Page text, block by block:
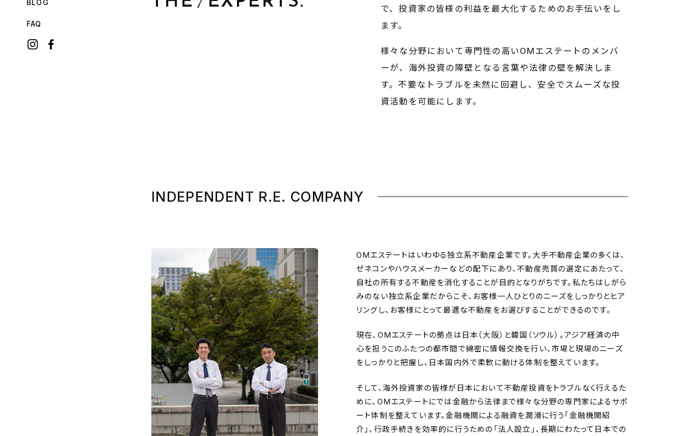
BLOG
FAQ
で、投資家の皆様の利益を最大化するためのお手伝いをし
ます。
様々な分野において専門性の高いOMエステートのメンバ
ーが、海外投資の障壁となる言葉や法律の壁を解決しま
す。不要なトラブルを未然に回避し、安全でスムーズな投
資活動を可能にします。
INDEPENDENT R.E. COMPANY
OMエステートはいわゆる独立系不動産企業です。大手不動産企業の多くは、
ゼネコンやハウスメーカーなどの配下にあり、不動産売買の選定にあたって、
自社の所有する不動産を消化することが目的となりがちです。私たちはしがら
みのない独立系企業だからこそ、お客様一人ひとりのニーズをしっかりとヒア
リングし、お客様にとって最適な不動産をお選びすることができるのです。
現在、OMエステートの拠点は日本（大阪）と韓国（ソウル）。アジア経済の中
心を担うこのふたつの都市間で綿密に情報交換を行い、市場と現場のニーズ
をしっかりと把握し、日本国内外で柔軟に動ける体制を整えています。
そして、海外投資家の皆様が日本において不動産投資をトラブルなく行えるた
めに、OMエステートにでは金融から法律まで様々な分野の専門家によるサポ
ート体制を整えています。金融機関による融資を潤滑に行う「金融機関紹
介」、行政手続きを効率的に行うための「法人設立」、長期にわたって日本での